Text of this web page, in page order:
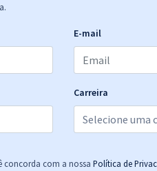
E-mail
Carreira
concorda com a nossa Política de